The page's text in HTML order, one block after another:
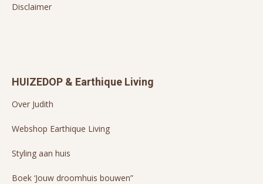
Disclaimer
HUIZEDOP & Earthique Living
Over Judith
Webshop Earthique Living
Styling aan huis
Boek ‘Jouw droomhuis bouwen”